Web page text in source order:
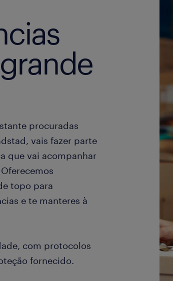
procuradas
vais fazer parte
que vai acompanhar
topo para
e te manteres à
com protocolos
fornecido.